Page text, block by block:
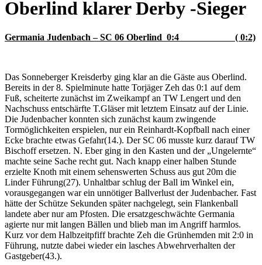
Oberlind klarer Derby -Sieger
Germania Judenbach – SC 06 Oberlind 0:4 ( 0:2)
Das Sonneberger Kreisderby ging klar an die Gäste aus Oberlind.
Bereits in der 8. Spielminute hatte Torjäger Zeh das 0:1 auf dem
Fuß, scheiterte zunächst im Zweikampf an TW Lengert und den
Nachschuss entschärfte T.Gläser mit letztem Einsatz auf der Linie.
Die Judenbacher konnten sich zunächst kaum zwingende
Tormöglichkeiten erspielen, nur ein Reinhardt-Kopfball nach einer
Ecke brachte etwas Gefahr(14.). Der SC 06 musste kurz darauf TW
Bischoff ersetzen. N. Eber ging in den Kasten und der „Ungelernte“
machte seine Sache recht gut. Nach knapp einer halben Stunde
erzielte Knoth mit einem sehenswerten Schuss aus gut 20m die
Linder Führung(27). Unhaltbar schlug der Ball im Winkel ein,
vorausgegangen war ein unnötiger Ballverlust der Judenbacher. Fast
hätte der Schütze Sekunden später nachgelegt, sein Flankenball
landete aber nur am Pfosten. Die ersatzgeschwächte Germania
agierte nur mit langen Bällen und blieb man im Angriff harmlos.
Kurz vor dem Halbzeitpfiff brachte Zeh die Grünhemden mit 2:0 in
Führung, nutzte dabei wieder ein lasches Abwehrverhalten der
Gastgeber(43.).